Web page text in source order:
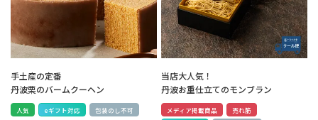
手土産の定番
丹波栗のバームクーヘン
人気 eギフト対応 包装のし不可
当店大人気！
丹波お重仕立てのモンブラン
メディア掲載商品
売れ筋